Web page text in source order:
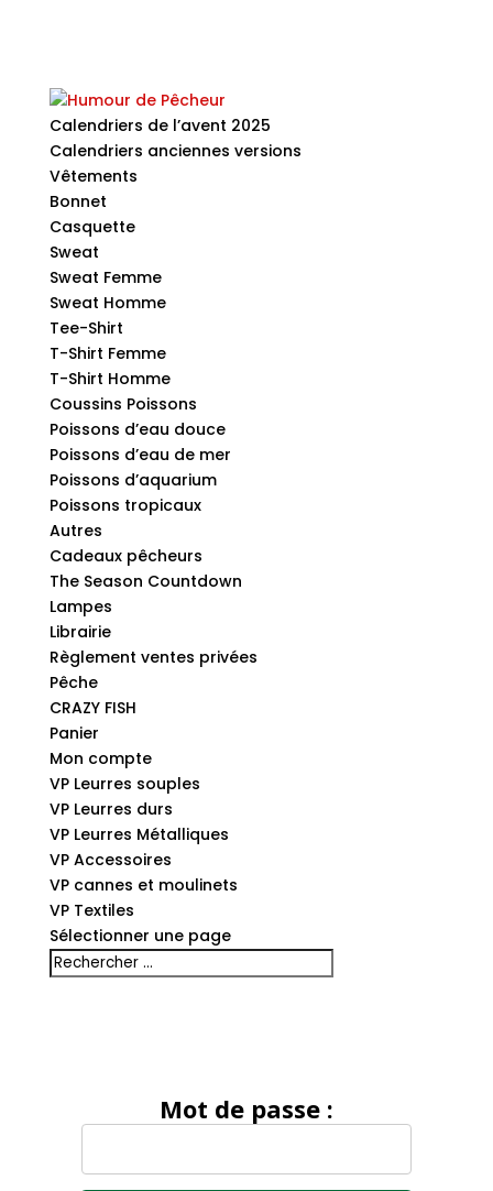
Calendriers de l’avent 2025
Calendriers anciennes versions
Vêtements
Bonnet
Casquette
Sweat
Sweat Femme
Sweat Homme
Tee-Shirt
T-Shirt Femme
T-Shirt Homme
Coussins Poissons
Poissons d’eau douce
Poissons d’eau de mer
Poissons d’aquarium
Poissons tropicaux
Autres
Cadeaux pêcheurs
The Season Countdown
Lampes
Librairie
Règlement ventes privées
Pêche
CRAZY FISH
Panier
Mon compte
VP Leurres souples
VP Leurres durs
VP Leurres Métalliques
VP Accessoires
VP cannes et moulinets
VP Textiles
Sélectionner une page
Mot de passe :